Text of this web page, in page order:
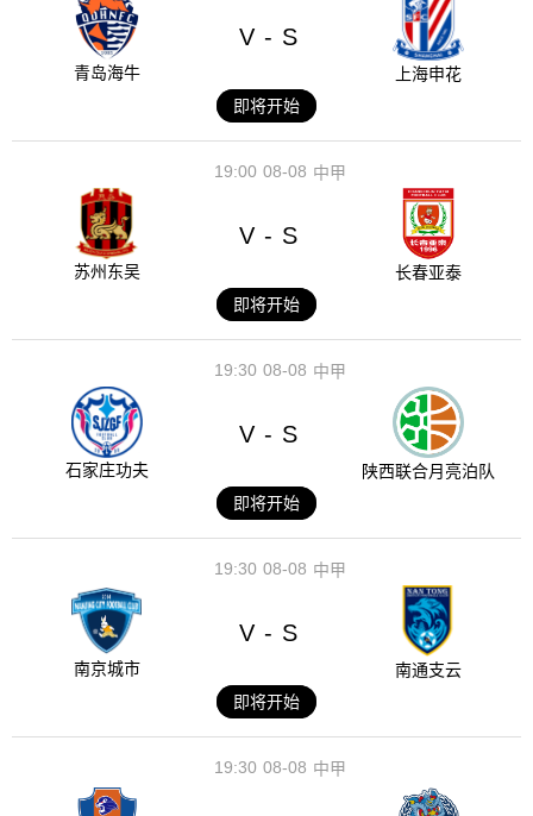
青岛海牛
V - S
上海申花
即将开始
08-08
19:00 中甲
苏州东吴
V - S
长春亚泰
即将开始
08-08
19:30 中甲
石家庄功夫
V - S
陕西联合月亮泊队
即将开始
08-08
19:30 中甲
南京城市
V - S
南通支云
即将开始
08-08
19:30 中甲